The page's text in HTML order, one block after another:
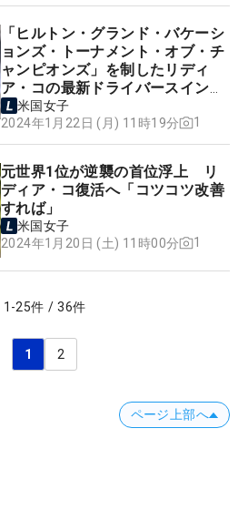
「ヒルトン・グランド・バケーシ
ョンズ・トーナメント・オブ・チ
ャンピオンズ」を制したリディ
ア・コの最新ドライバースイン
グ！【動画】
米国女子
2024年1月22日 (月) 11時19分
1
元世界1位が逆襲の首位浮上 リ
ディア・コ復活へ「コツコツ改善
すれば」
米国女子
2024年1月20日 (土) 11時00分
1
1 -25件 / 36件
1 2
ページ上部へ